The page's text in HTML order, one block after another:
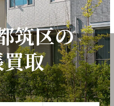
筑区の
取